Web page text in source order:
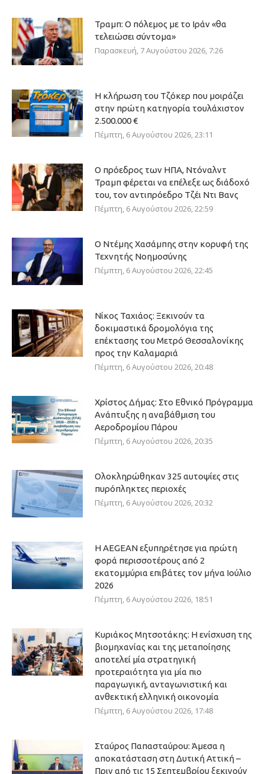
Τραμπ: Ο πόλεμος με το Ιράν «θα
τελειώσει σύντομα»
Παρασκευή, 7 Αυγούστου 2026, 7:26
Η κλήρωση του Τζόκερ που μοιράζει
στην πρώτη κατηγορία τουλάχιστον
2.500.000 €
Πέμπτη, 6 Αυγούστου 2026, 23:11
Ο πρόεδρος των ΗΠΑ, Ντόναλντ
Τραμπ φέρεται να επέλεξε ως διάδοχό
του, τον αντιπρόεδρο Τζέι Ντι Βανς
Πέμπτη, 6 Αυγούστου 2026, 22:59
Ο Ντέμης Χασάμπης στην κορυφή της
Τεχνητής Νοημοσύνης
Πέμπτη, 6 Αυγούστου 2026, 22:45
Νίκος Ταχιάος: Ξεκινούν τα
δοκιμαστικά δρομολόγια της
επέκτασης του Μετρό Θεσσαλονίκης
προς την Καλαμαριά
Πέμπτη, 6 Αυγούστου 2026, 20:48
Χρίστος Δήμας: Στο Εθνικό Πρόγραμμα
Ανάπτυξης η αναβάθμιση του
Αεροδρομίου Πάρου
Πέμπτη, 6 Αυγούστου 2026, 20:35
Ολοκληρώθηκαν 325 αυτοψίες στις
πυρόπληκτες περιοχές
Πέμπτη, 6 Αυγούστου 2026, 20:32
Η AEGEAN εξυπηρέτησε για πρώτη
φορά περισσοτέρους από 2
εκατομμύρια επιβάτες τον μήνα Ιούλιο
2026
Πέμπτη, 6 Αυγούστου 2026, 18:51
Κυριάκος Μητσοτάκης: Η ενίσχυση της
βιομηχανίας και της μεταποίησης
αποτελεί μία στρατηγική
προτεραιότητα για μία πιο
παραγωγική, ανταγωνιστική και
ανθεκτική ελληνική οικονομία
Πέμπτη, 6 Αυγούστου 2026, 17:48
Σταύρος Παπασταύρου: Άμεσα η
αποκατάσταση στη Δυτική Αττική –
Πριν από τις 15 Σεπτεμβρίου ξεκινούν